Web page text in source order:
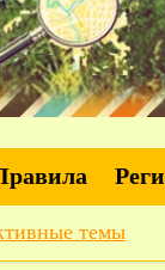
темы